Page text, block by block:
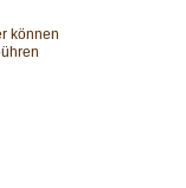
können